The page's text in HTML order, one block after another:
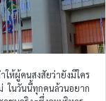
ให้ผู้คนสงสัยว่ายังมีใคร
ในวันนี้ทุกคนล้วนอยาก